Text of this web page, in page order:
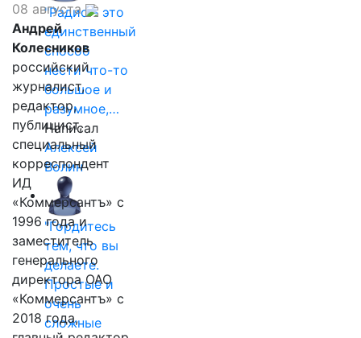
"Радио - это
единственный
способ
нести что-то
большое и
разумное,…
Написал
Алексей
Волин
"Гордитесь
тем, что вы
делаете.
Простые и
очень
сложные
08 августа
Андрей
Колесников
российский
журналист,
редактор,
публицист,
специальный
корреспондент
ИД
«Коммерсантъ» с
1996 года и
заместитель
генерального
директора ОАО
«Коммерсантъ» с
2018 года,